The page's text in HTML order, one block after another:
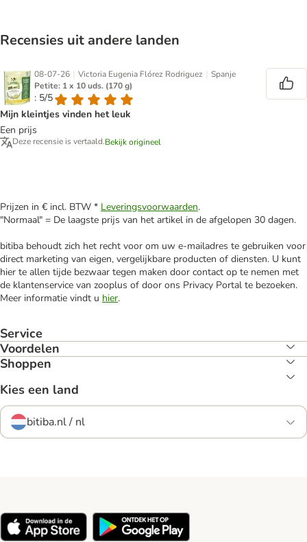
Recensies uit andere landen
08-07-26 | Victoria Eugenia Flórez Rodriguez | Spanje
Petite: 1 x 10 uds. (170 g)
: 5/5
Mijn kleintjes vinden het leuk
Een prijs
Deze recensie is vertaald.Bekijk origineel
Prijzen in € incl. BTW * Leveringsvoorwaarden.
"Normaal" = De laagste prijs van het artikel in de afgelopen 30 dagen.
bitiba behoudt zich het recht voor om uw e-mailadres te gebruiken voor
direct marketing van eigen, vergelijkbare producten of diensten. U kunt
hier te allen tijde bezwaar tegen maken door contact op te nemen met
de klantenservice van zooplus of door ons Privacy Portal te bezoeken.
Meer informatie vindt u hier.
Service
Voordelen
Shoppen
Kies een land
bitiba.nl / nl